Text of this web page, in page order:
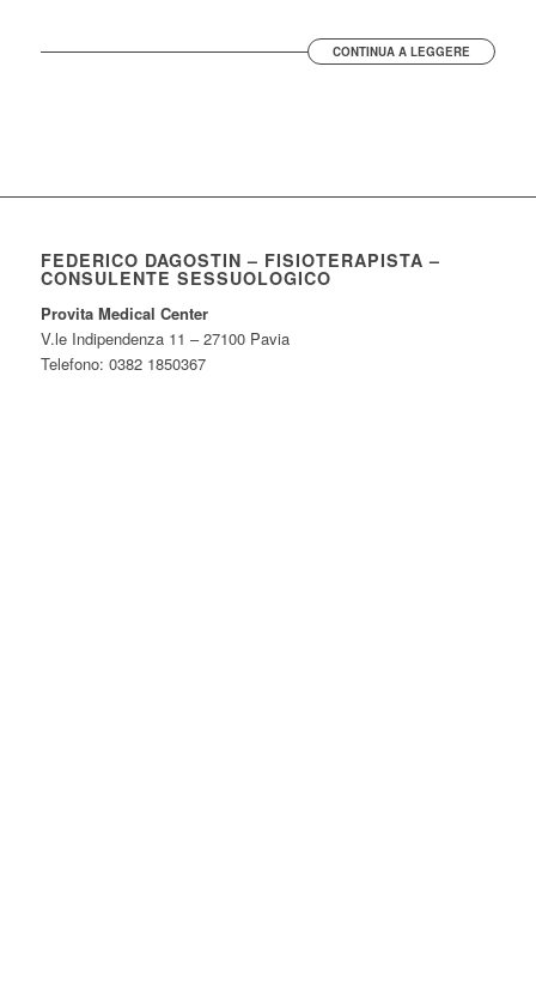
CONTINUA A LEGGERE
FEDERICO DAGOSTIN – FISIOTERAPISTA –
CONSULENTE SESSUOLOGICO
Provita Medical Center
V.le Indipendenza 11 – 27100 Pavia
Telefono: 0382 1850367